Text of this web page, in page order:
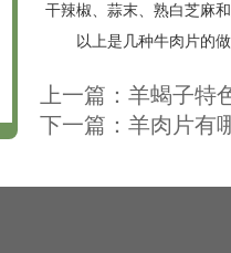
干辣椒、蒜末、熟白芝麻
以上是几种牛肉片的
上一篇：羊蝎子特
下一篇：羊肉片有